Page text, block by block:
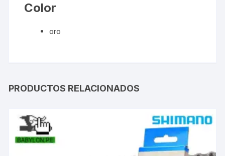
Color
oro
PRODUCTOS RELACIONADOS